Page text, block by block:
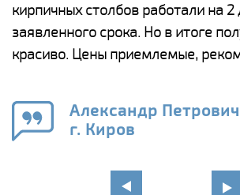
кирпичных столбов работали на
заявленного срока. Но в итоге
красиво. Цены приемлемые,
Александр
г. Киров